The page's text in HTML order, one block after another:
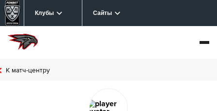
Клубы Сайты
К матч-центру